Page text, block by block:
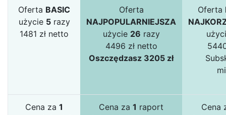
Oferta BASIC
użycie 5razy
1481 zł netto
Oferta
NAJPOPULARNIEJSZA
użycie 26 razy
4496 zł netto
Oszczędzasz 3205 zł
Oferta
Cena za 1
Cena za 1 raport
Cena